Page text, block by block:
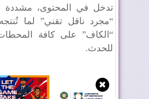
تدخل في المحتوى، مشددة
“مجرد ناقل تقني” لما
“الكاف” على كافة المحطات
للحدث.
✖